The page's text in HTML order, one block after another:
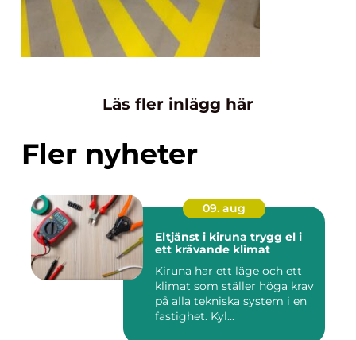
Läs fler inlägg här
Fler nyheter
09. aug
Eltjänst i kiruna trygg el i
ett krävande klimat
Kiruna har ett läge och ett
klimat som ställer höga krav
på alla tekniska system i en
fastighet. Kyl...